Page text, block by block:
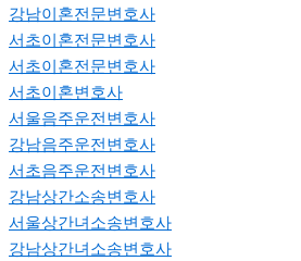
강남이혼전문변호사
서초이혼전문변호사
서초이혼전문변호사
서초이혼변호사
서울음주운전변호사
강남음주운전변호사
서초음주운전변호사
강남상간소송변호사
서울상간녀소송변호사
강남상간녀소송변호사